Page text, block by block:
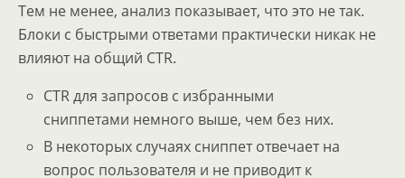
Тем не менее, анализ показывает, что это не так.
Блоки с быстрыми ответами практически никак не
влияют на общий CTR.
CTR для запросов с избранными
сниппетами немного выше, чем без них.
В некоторых случаях сниппет отвечает на
вопрос пользователя и не приводит к